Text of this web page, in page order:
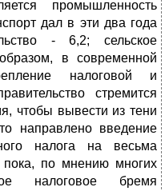
промышленность
дал в эти два года
- 6,2; сельское
в современной
налоговой и
стремится
чтобы вывести из тени
направлено введение
налога на весьма
по мнению многих
налоговое бремя